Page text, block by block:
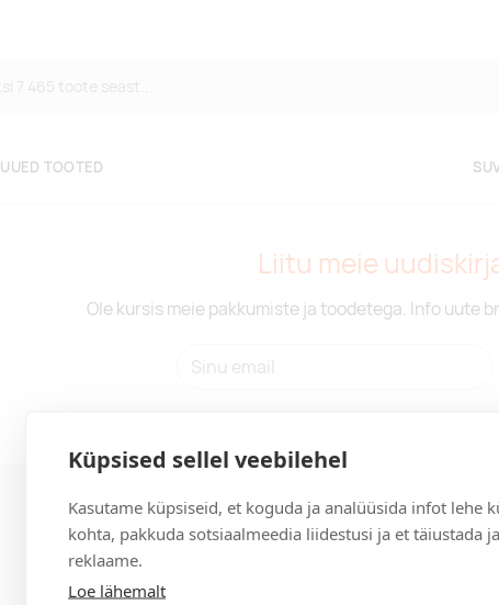
Küpsised sellel veebilehel
Kasutame küpsiseid, et koguda ja analüüsida infot lehe
kohta, pakkuda sotsiaalmeedia liidestusi ja et täiustada
reklaame.
Loe lähemalt
UUED TOOTED
Liitu meie
Ole kursis meie pakkumiste ja toodetega. Info uute
Kiirelt leitav
Teenused
Erilahendused
Ettevõttest